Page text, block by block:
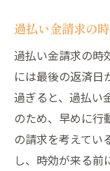
過払い金請求の
過払い金請求の時
には最後の返済日
過ぎると、過払い
のため、早めに行
の請求を考えてい
し、時効が来る前